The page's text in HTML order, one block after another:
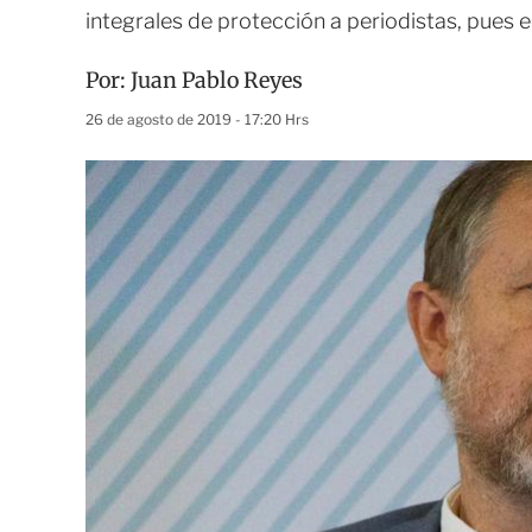
integrales de protección a periodistas, pues
Por: Juan Pablo Reyes
26 de agosto de 2019 - 17:20 Hrs